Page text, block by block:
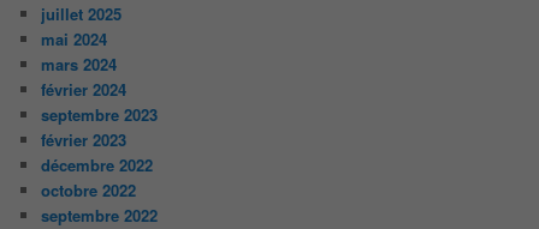
juillet 2025
mai 2024
mars 2024
février 2024
septembre 2023
février 2023
décembre 2022
octobre 2022
septembre 2022